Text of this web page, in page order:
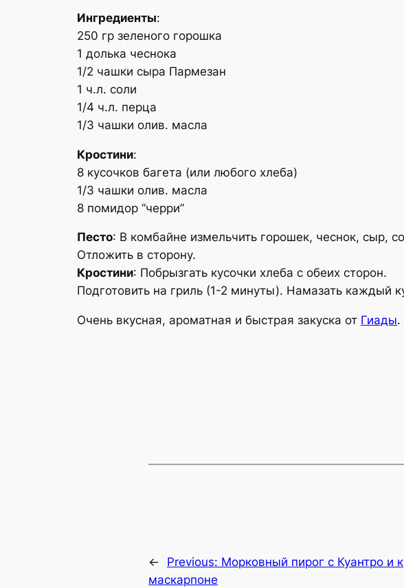
Ингредиенты:
250 гр зеленого горошка
1 долька чеснока
1/2 чашки сыра Пармезан
1 ч.л. соли
1/4 ч.л. перца
1/3 чашки олив. масла
Кростини:
8 кусочков багета (или любого хлеба)
1/3 чашки олив. масла
8 помидор “черри”
Песто: В комбайне измельчить горошек, чеснок, сыр,
Отложить в сторону.
Кростини: Побрызгать кусочки хлеба с обеих сторон.
Подготовить на гриль (1-2 минуты). Намазать каждый
Очень вкусная, ароматная и быстрая закуска от Гиады.
← Previous: Морковный пирог с Куантро и
маскарпоне